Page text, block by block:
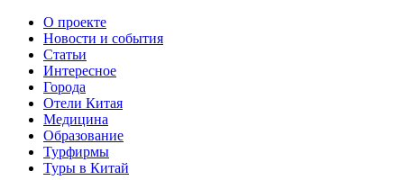
О проекте
Новости и события
Статьи
Интересное
Города
Отели Китая
Медицина
Образование
Турфирмы
Туры в Китай